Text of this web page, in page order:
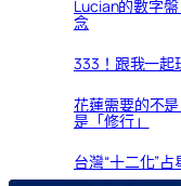
Lucian的數字
念
333！跟我一起
花蓮需要的不
是「修行」
台灣“十二化”占